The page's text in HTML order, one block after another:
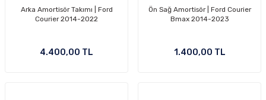
Arka Amortisör Takımı | Ford
Courier 2014-2022
4.400,00 TL
Ön Sağ Amortisör | Ford Courier
Bmax 2014-2023
1.400,00 TL